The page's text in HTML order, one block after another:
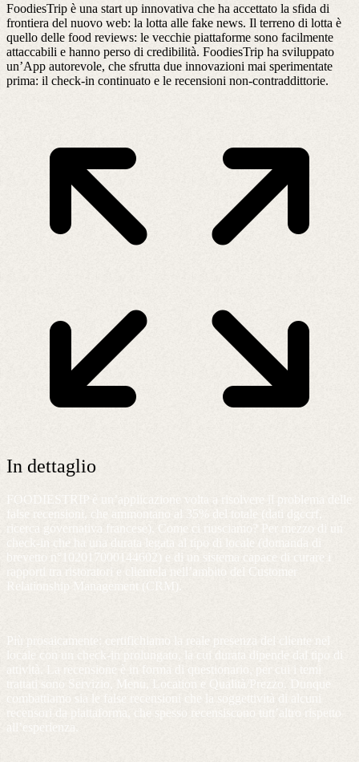
FoodiesTrip è una start up innovativa che ha accettato la sfida di
frontiera del nuovo web: la lotta alle fake news. Il terreno di lotta è
quello delle food reviews: le vecchie piattaforme sono facilmente
attaccabili e hanno perso di credibilità. FoodiesTrip ha sviluppato
un’App autorevole, che sfrutta due innovazioni mai sperimentate
prima: il check-in continuato e le recensioni non-contraddittorie.
In dettaglio
FOODIESTRIP è un’applicazione volta a risolvere il problema delle
false recensioni, che ammontano al 35% del totale (dati dgccrf,
ricerca governativa francese). Come ci riusciamo? Per mezzo di un
check-in che ha una durata legata al tipo di locale (domanda di
brevetto n°102017000144602) e di un sistema capace di curare i
rapporti tra ristoratori e clientela nell’ambito del Customer
Relationship Management (CRM).
Più prosaicamente: certifichiamo la reale presenza del cliente nel
locale con un check-in prolungato, la cui durata dipende dal tipo di
attività. La recensione è in forma di questionario, per cui i temi
trattati sono Servizio, Menu, Location e Qualità/Prezzo. Dunque
combattiamo sia le false recensioni che la soggettività di alcuni
recensori da piattaforma, che spesso recensiscono tutt’altro rispetto
all’esperienza.